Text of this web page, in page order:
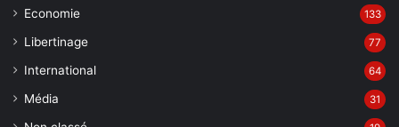
Libertinage 77
International 64
Média 31
Non classé 19